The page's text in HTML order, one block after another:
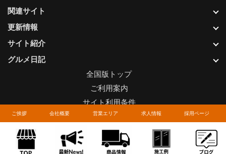
ご挨拶 会社概要 営業エリア 求人情報 採用ページ
更新情報
サイト紹介
グルメ日記
関連サイト
全国版トップ
ご利用案内
サイト利用条件
プライバシーポリシー
関連リンク
お問い合わせについて